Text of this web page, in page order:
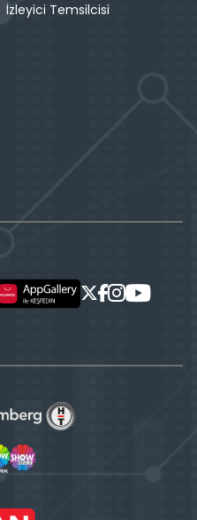
İzleyici Temsilcisi